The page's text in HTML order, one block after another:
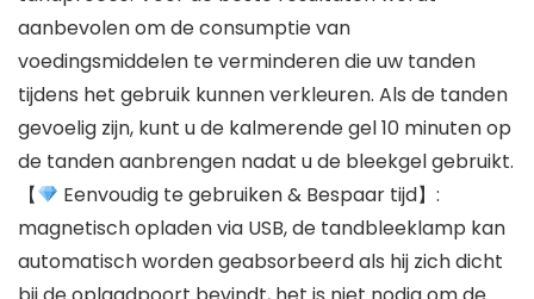
aanbevolen om de consumptie van
voedingsmiddelen te verminderen die uw tanden
tijdens het gebruik kunnen verkleuren. Als de tanden
gevoelig zijn, kunt u de kalmerende gel 10 minuten op
de tanden aanbrengen nadat u de bleekgel gebruikt.
【
Eenvoudig te gebruiken & Bespaar tijd】:
magnetisch opladen via USB, de tandbleeklamp kan
automatisch worden geabsorbeerd als hij zich dicht